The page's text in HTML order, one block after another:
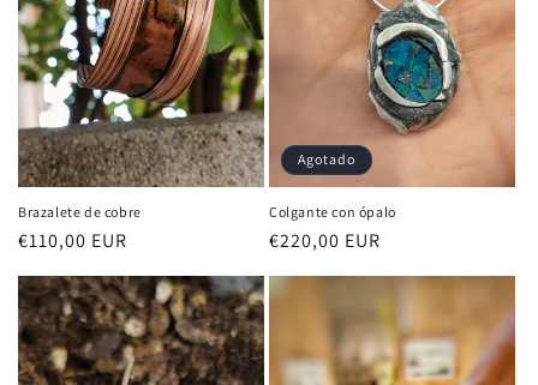
Brazalete de cobre
Precio
€110,00 EUR
Agotado
Colgante con ópalo
Precio
€220,00 EUR